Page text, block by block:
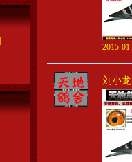
2015-
刘小龙